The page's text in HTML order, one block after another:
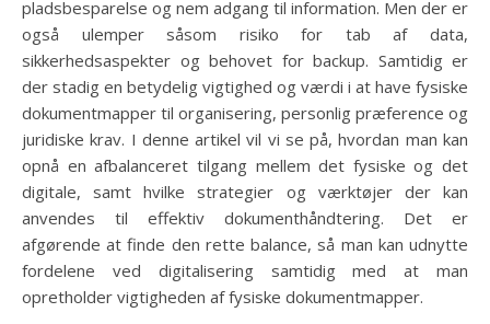
pladsbesparelse og nem adgang til information. Men der er
også ulemper såsom risiko for tab af data,
sikkerhedsaspekter og behovet for backup. Samtidig er
der stadig en betydelig vigtighed og værdi i at have fysiske
dokumentmapper til organisering, personlig præference og
juridiske krav. I denne artikel vil vi se på, hvordan man kan
opnå en afbalanceret tilgang mellem det fysiske og det
digitale, samt hvilke strategier og værktøjer der kan
anvendes til effektiv dokumenthåndtering. Det er
afgørende at finde den rette balance, så man kan udnytte
fordelene ved digitalisering samtidig med at man
opretholder vigtigheden af fysiske dokumentmapper.